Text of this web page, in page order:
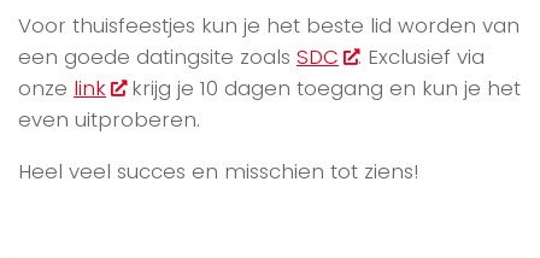
Voor thuisfeestjes kun je het beste lid worden van
een goede datingsite zoals SDC
. Exclusief via
onze link
krijg je 10 dagen toegang en kun je het
even uitproberen.
Heel veel succes en misschien tot ziens!